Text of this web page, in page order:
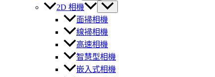
2D 相機
面掃相機
線掃相機
高速相機
智慧型相機
嵌入式相機